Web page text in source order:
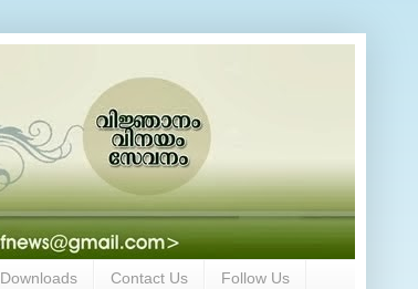
Downloads Contact Us Follow Us